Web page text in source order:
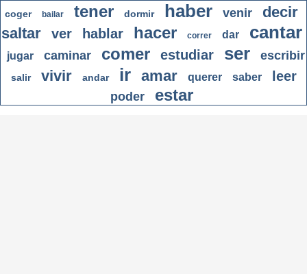
coger bailar tener dormir haber venir
decir
saltar
ver hablar hacer correr dar cantar
jugar caminar comer estudiar ser escribir
salir vivir andar ir amar querer saber leer
poder estar